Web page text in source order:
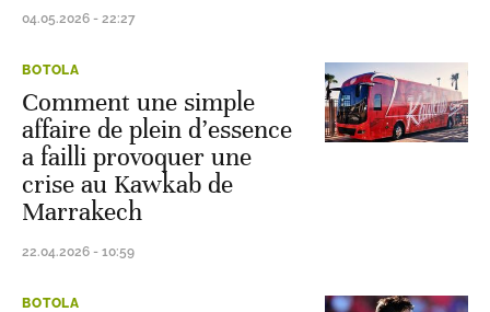
04.05.2026 - 22:27
BOTOLA
Comment une simple
affaire de plein d’essence
a failli provoquer une
crise au Kawkab de
Marrakech
22.04.2026 - 10:59
BOTOLA